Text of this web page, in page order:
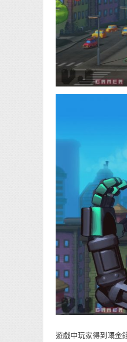
遊戲中玩家得到嘅金